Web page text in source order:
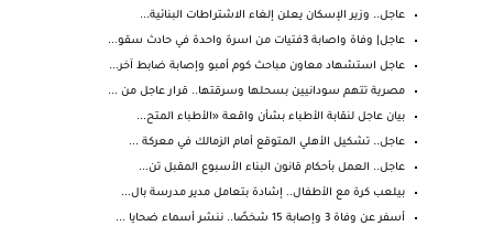
عاجل.. وزير الإسكان يعلن إلغاء الاشتراطات البنائية...
عاجل| وفاة واصابة 3فتيات من اسرة واحدة في حادث سقو...
عاجل استشهاد معاون مباحث كوم أمبو وإصابة ضابط آخر...
مصرية تتهم سودانيين بسحلها وسرقتها.. قرار عاجل من ...
بيان عاجل لنقابة الأطباء بشأن واقعة «الأطباء المتح...
عاجل.. تشكيل الأهلي المتوقع أمام الزمالك في معركة ...
عاجل.. العمل بأحكام قانون البناء الأسبوع المقبل تن...
بيلعب كرة مع الأطفال.. إشادة بتعامل مدير مدرسة بال...
أسفر عن وفاة 3 وإصابة 15 شخصًا.. ننشر أسماء ضحايا ...